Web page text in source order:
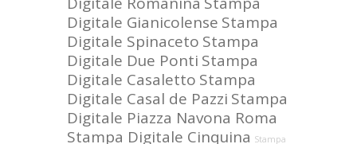
Digitale Gianicolense Stampa
Digitale Spinaceto Stampa
Digitale Due Ponti Stampa
Digitale Casaletto Stampa
Digitale Casal de Pazzi Stampa
Digitale Piazza Navona Roma
Stampa Digitale Cinquina Stampa